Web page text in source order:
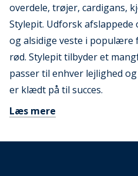
overdele, trøjer, cardigans,
Stylepit. Udforsk
og alsidige veste i populære
rød. Stylepit tilbyder et
passer til enhver lejlighed
er klædt på til succes.
Læs mere